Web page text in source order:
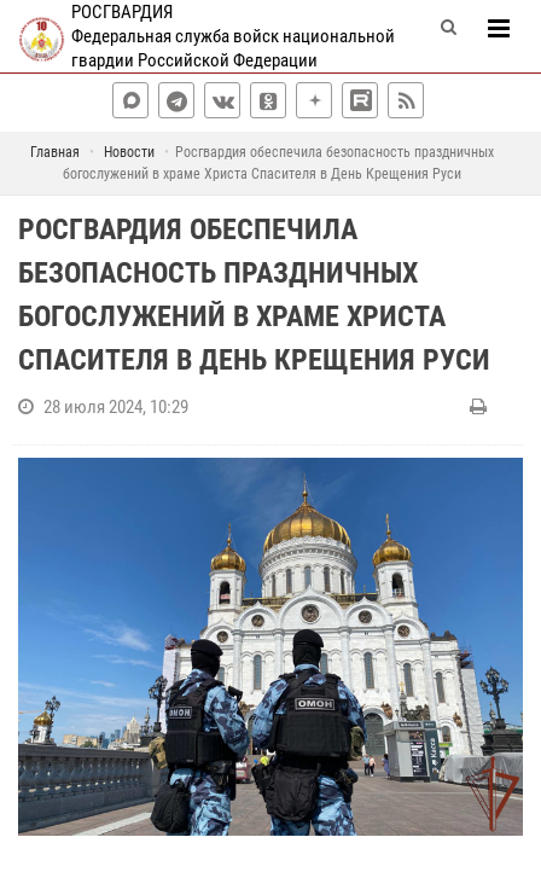
РОСГВАРДИЯ
Федеральная служба войск национальной
гвардии Российской Федерации
Главная Новости
Росгвардия обеспечила безопасность праздничных
богослужений в храме Христа Спасителя в День Крещения Руси
РОСГВАРДИЯ ОБЕСПЕЧИЛА
БЕЗОПАСНОСТЬ ПРАЗДНИЧНЫХ
БОГОСЛУЖЕНИЙ В ХРАМЕ ХРИСТА
СПАСИТЕЛЯ В ДЕНЬ КРЕЩЕНИЯ РУСИ
28 июля 2024, 10:29